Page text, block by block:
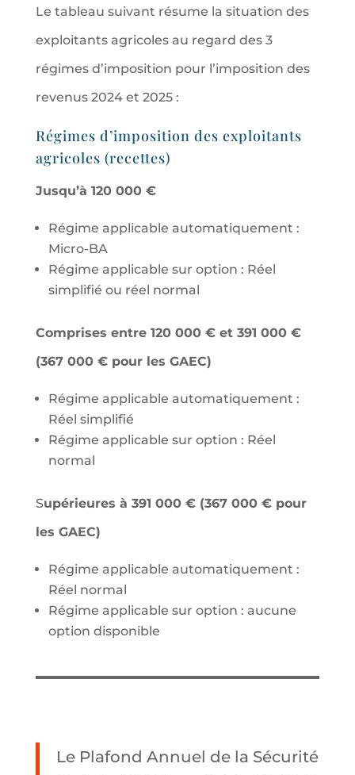
Le tableau suivant résume la situation des
exploitants agricoles au regard des 3
régimes d’imposition pour l’imposition des
revenus 2024 et 2025 :
Régimes d’imposition des exploitants
agricoles (recettes)
Jusqu’à 120 000 €
Régime applicable automatiquement :
Micro-BA
Régime applicable sur option : Réel
simplifié ou réel normal
Comprises entre 120 000 € et 391 000 €
(367 000 € pour les GAEC)
Régime applicable automatiquement :
Réel simplifié
Régime applicable sur option : Réel
normal
Supérieures à 391 000 € (367 000 € pour
les GAEC)
Régime applicable automatiquement :
Réel normal
Régime applicable sur option : aucune
option disponible
Le Plafond Annuel de la Sécurité